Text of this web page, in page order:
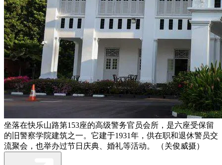
坐落在快乐山路第153座的高级警务官员会所，是六座受保留
的旧警察学院建筑之一。它建于1931年，供在职和退休警员交
流聚会，也举办过节日庆典、婚礼等活动。 （关俊威摄）